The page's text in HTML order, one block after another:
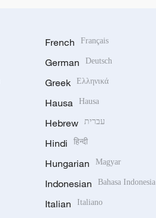
French Français
German Deutsch
Greek Ελληνικά
Hausa Hausa
Hebrew עברית
Hindi हिन्दी
Hungarian Magyar
Indonesian Bahasa Indonesia
Italian Italiano